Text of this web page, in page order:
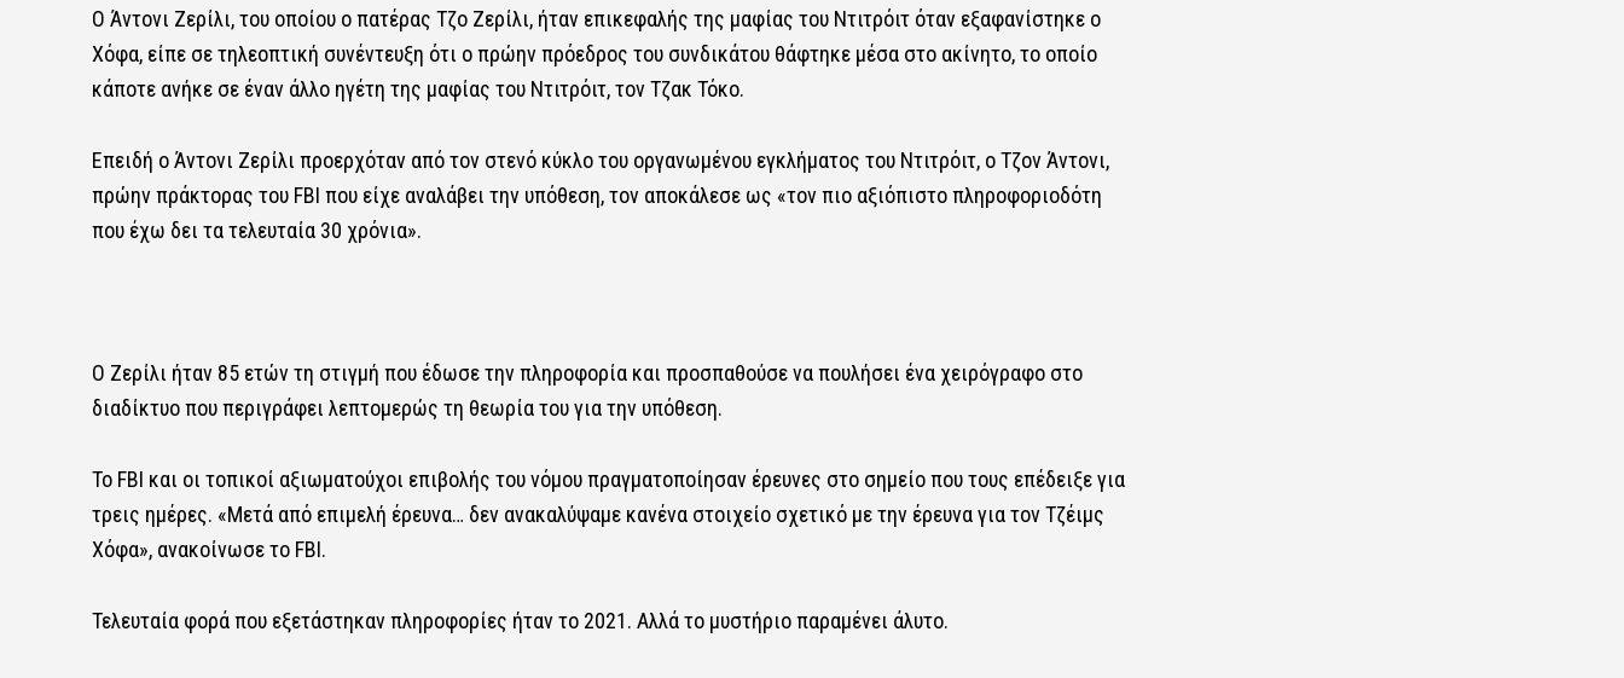
Ο Άντονι Ζερίλι, του οποίου ο πατέρας Τζο Ζερίλι, ήταν επικεφαλής της μαφίας του Ντιτρόιτ όταν εξαφανίστηκε ο
Χόφα, είπε σε τηλεοπτική συνέντευξη ότι ο πρώην πρόεδρος του συνδικάτου θάφτηκε μέσα στο ακίνητο, το οποίο
κάποτε ανήκε σε έναν άλλο ηγέτη της μαφίας του Ντιτρόιτ, τον Τζακ Τόκο.
Επειδή ο Άντονι Ζερίλι προερχόταν από τον στενό κύκλο του οργανωμένου εγκλήματος του Ντιτρόιτ, ο Τζον Άντονι,
πρώην πράκτορας του FBI που είχε αναλάβει την υπόθεση, τον αποκάλεσε ως «τον πιο αξιόπιστο πληροφοριοδότη
που έχω δει τα τελευταία 30 χρόνια».
Ο Ζερίλι ήταν 85 ετών τη στιγμή που έδωσε την πληροφορία και προσπαθούσε να πουλήσει ένα χειρόγραφο στο
διαδίκτυο που περιγράφει λεπτομερώς τη θεωρία του για την υπόθεση.
Το FBI και οι τοπικοί αξιωματούχοι επιβολής του νόμου πραγματοποίησαν έρευνες στο σημείο που τους επέδειξε για
τρεις ημέρες. «Μετά από επιμελή έρευνα… δεν ανακαλύψαμε κανένα στοιχείο σχετικό με την έρευνα για τον Τζέιμς
Χόφα», ανακοίνωσε το FBI.
Τελευταία φορά που εξετάστηκαν πληροφορίες ήταν το 2021. Αλλά το μυστήριο παραμένει άλυτο.